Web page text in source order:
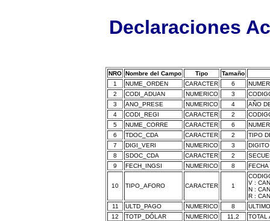
Declaraciones
NRO Nombre del Campo Tipo
Tamaño
1
NUME_ORDEN CARACTER 6
2
CODI_ADUAN NUMERICO 3
3
ANO_PRESE NUMERICO 4
AÑO
4
CODI_REGI CARACTER 2
5
NUME_CORRE CARACTER 6
6
TDOC_CDA CARACTER 2
TIPO
7
DIGI_VERI NUMERICO 3
8
SDOC_CDA CARACTER 2
9
FECH_INGSI NUMERICO 8 FECHA
10 TIPO_AFORO CARACTER 1
V :
N :
R :
11
ULTD_PAGO NUMERICO 8
12
TOTP_DÓLAR NUMERICO 11,2
TOTAL